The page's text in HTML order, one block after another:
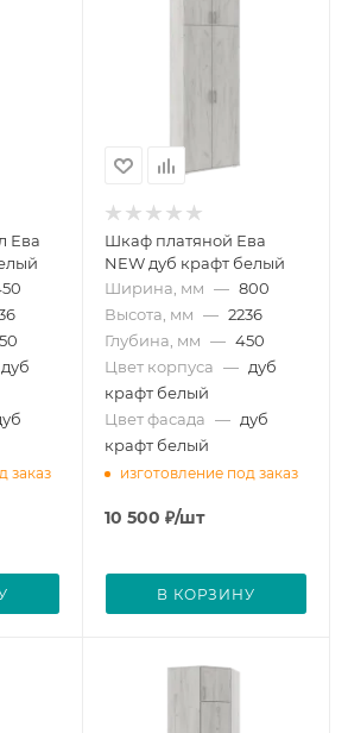
Ева
дуб
заказ
Шкаф платяной Ева
NEW дуб крафт белый
Ширина, мм — 800
Высота, мм — 2236
Глубина, мм — 450
Цвет корпуса — дуб
крафт белый
Цвет фасада — дуб
крафт белый
изготовление под заказ
10 500 ₽/шт
В КОРЗИНУ